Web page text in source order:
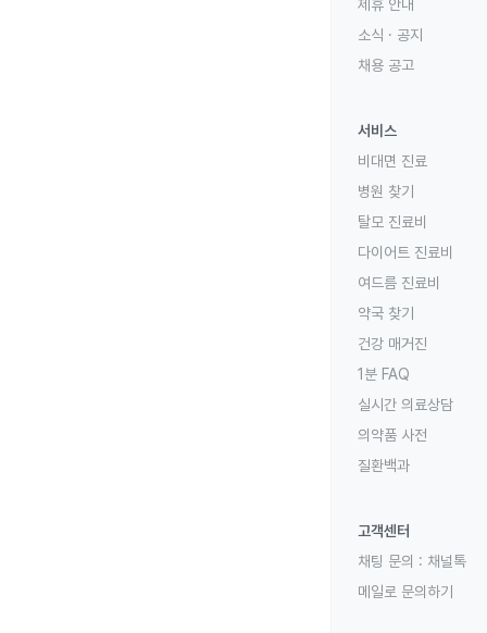
제휴 안내
소식 · 공지
채용 공고
서비스
비대면 진료
병원 찾기
탈모 진료비
다이어트 진료비
여드름 진료비
약국 찾기
건강 매거진
1분 FAQ
실시간 의료상담
의약품 사전
질환백과
고객센터
채팅 문의 : 채널톡
메일로 문의하기